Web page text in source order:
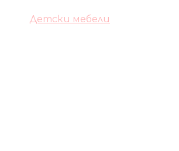
Детски мебели